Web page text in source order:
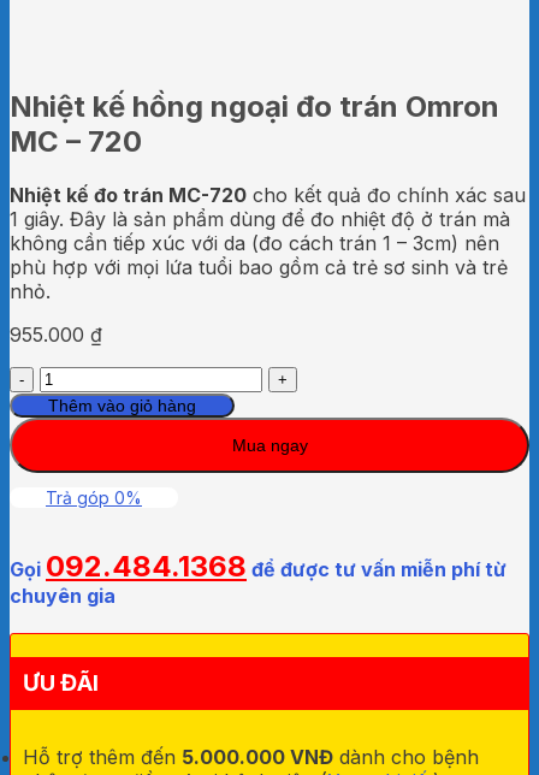
Nhiệt kế hồng ngoại đo trán Omron
MC – 720
Nhiệt kế đo trán MC-720 cho kết quả đo chính xác sau
1 giây. Đây là sản phẩm dùng để đo nhiệt độ ở trán mà
không cần tiếp xúc với da (đo cách trán 1 – 3cm) nên
phù hợp với mọi lứa tuổi bao gồm cả trẻ sơ sinh và trẻ
nhỏ.
955.000 ₫
Nhiệt
kế
hồng
đo
trán
-
720
lượng
Thêm vào giỏ hàng
Mua ngay
Trả góp 0%
Gọi 092.484.1368 để được tư vấn miễn phí từ
chuyên gia
ƯU ĐÃI
Hỗ trợ thêm đến 5.000.000 VNĐ dành cho bệnh